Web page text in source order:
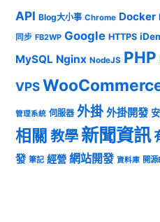
API Blog大小事 Chrome Docker
同步 FB2WP Google HTTPS
MySQL Nginx NodeJS PHP
VPS
管理系統 伺服器 外掛 外掛開發
相關 教學 新聞資訊
發 筆記 經營 網站開發 資料庫 開源